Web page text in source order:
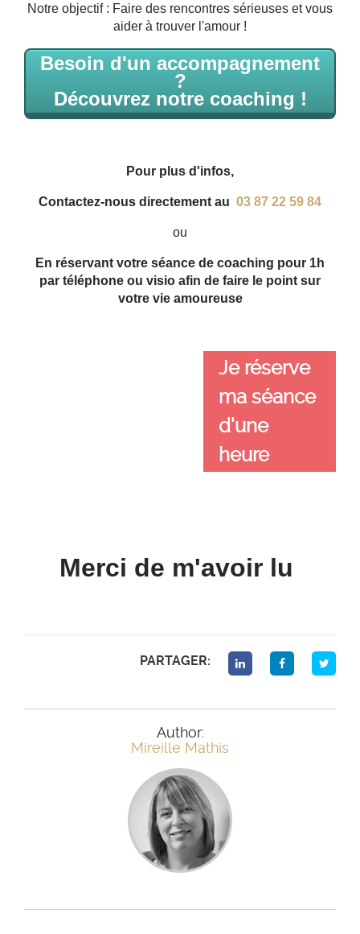
Notre objectif : Faire des rencontres sérieuses et vous
aider à trouver l'amour !
Besoin d'un accompagnement
?
Découvrez notre coaching !
Pour plus d'infos,
Contactez-nous directement au 03 87 22 59 84
ou
En réservant votre séance de coaching pour 1h
par téléphone ou visio afin de faire le point sur
votre vie amoureuse
Je réserve
ma séance
d'une
heure
Merci de m'avoir lu
PARTAGER:
Author:
Mireille Mathis